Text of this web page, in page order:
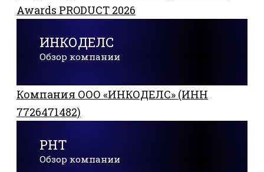
Awards PRODUCT 2026
ИНКОДЕЛС
Обзор компании
Компания ООО «ИНКОДЕЛС» (ИНН
7726471482)
РНТ
Обзор компании